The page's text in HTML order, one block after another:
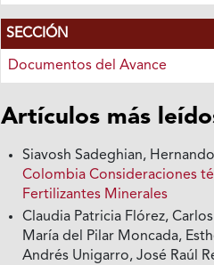
SECCIÓN
Documentos del Avance
Artículos más
Siavosh Sadeghian,
Colombia Consideraciones
Fertilizantes Minerales
Claudia Patricia Flórez,
María del Pilar Moncada,
Andrés Unigarro, José Raúl